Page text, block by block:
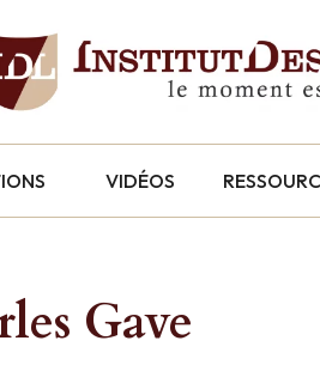
VIDÉOS
Gave